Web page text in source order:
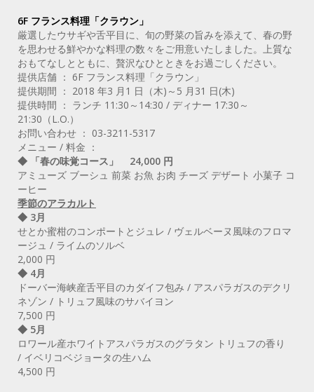
6F フランス料理「クラウン」
厳選したウサギや舌平目に、旬の野菜の旨みを添えて、春の野
を思わせる鮮やかな料理の数々をご用意いたしました。上質な
おもてなしとともに、贅沢なひとときをお過ごしください。
提供店舗 ： 6F フランス料理「クラウン」
提供期間 ： 2018 年3 月1 日（木)～5 月31 日(木)
提供時間 ： ランチ 11:30～14:30 / ディナー 17:30～
21:30（L.O.）
お問い合わせ ： 03-3211-5317
メニュー / 料金 ：
◆ 「春の味覚コース」 24,000 円
アミューズ ブーシュ 前菜 お魚 お肉 チーズ デザート 小菓子 コ
ーヒー
季節のアラカルト
◆ 3月
せとか蜜柑のコンポートとジュレ / ヴェルベーヌ風味のフロマ
ージュ / ライムのソルベ
2,000 円
◆ 4月
ドーバー海峡産舌平目のカダイフ包み / アスパラガスのデクリ
ネゾン / トリュフ風味のサバイヨン
7,500 円
◆ 5月
ロワール産ホワイトアスパラガスのグラタン トリュフの香り
/ イベリコベジョータの生ハム
4,500 円